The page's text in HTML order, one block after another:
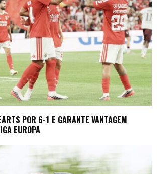
POR 6-1 E GARANTE VANTAGEM
EUROPA